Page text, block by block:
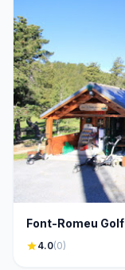
Font-Romeu Golf
star4.0(0)